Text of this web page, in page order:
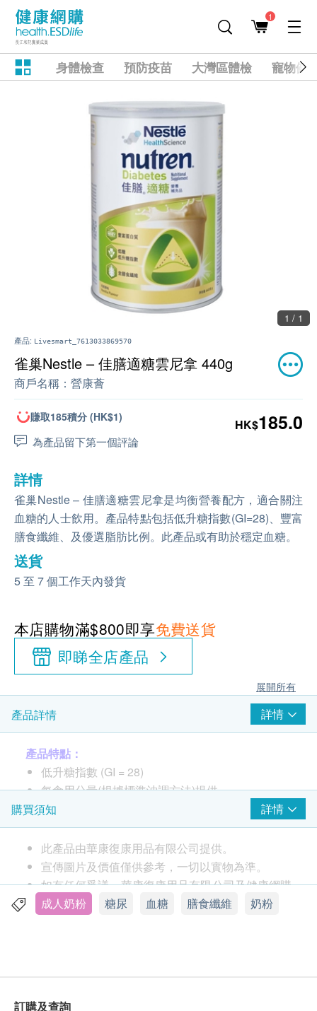
1
身體檢查 預防疫苗 大灣區體檢 寵物健
1 / 1
產品: Livesmart_7613033869570
雀巢Nestle – 佳膳適糖雲尼拿 440g
商戶名稱： 營康薈
賺取185積分 (HK$1)
為產品留下第一個評論
HK$185.0
詳情
雀巢Nestle – 佳膳適糖雲尼拿是均衡營養配方，適合關注
血糖的人士飲用。產品特點包括低升糖指數(GI=28)、豐富
膳食纖維、及優選脂肪比例。此產品或有助於穩定血糖。
送貨
5 至 7 個工作天內發貨
本店購物滿$800即享免費送貨
即睇全店產品
展開所有
產品詳情 詳情
產品特點：
低升糖指數 (GI = 28)
每食用分量(根據標準沖調方法)提供
4.79克膳食纖維，有助腸道健康
11.3克蛋白質，其乳清蛋白及酪蛋白分量比例是
1:1，乳清蛋白容易消化吸收，有助維持肌肉質量
7.15克單元不飽和脂肪，適量進食單元不飽和脂
肪，有利心臟健康
雲尼拿口味
購買須知 詳情
此產品由華康復康用品有限公司提供。
宣傳圖片及價值僅供參考，一切以實物為準。
如有任何爭議，華康復康用品有限公司及健康網購
health.ESDlife保留最終決議權。
成人奶粉 糖尿 血糖 膳食纖維 奶粉
訂購及查詢